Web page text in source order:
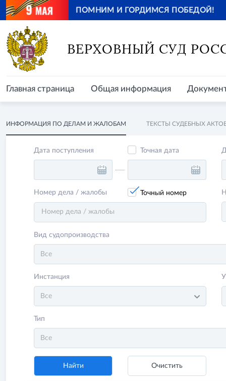
ПОМНИМ И ГОРДИМСЯ ПОБЕДОЙ!
Главная страница
ВЕРХОВНЫЙ СУД
Главная страница Общая информация
ИНФОРМАЦИЯ ПО ДЕЛАМ И ЖАЛОБАМ ТЕКСТЫ СУДЕБНЫХ
Дата поступления Точная дата
Номер дела / жалобы Точный номер
Вид судопроизводства
Все
Инстанция
Все
Тип
Все